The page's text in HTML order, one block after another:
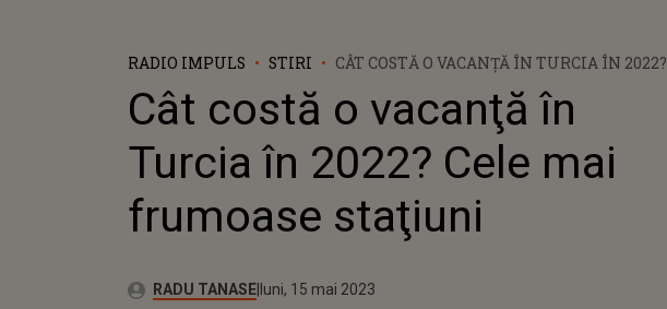
RADIO IMPULS STIRI
CÂT COSTĂ O VACANŢĂ ÎN TURCIA ÎN 2022?
Cât costă o vacanţă în
Turcia în 2022? Cele mai
frumoase staţiuni
Autor:RADU TANASEPublicat:
duminică, 15 mai 2022
Actualizat:
luni, 15 mai 2023